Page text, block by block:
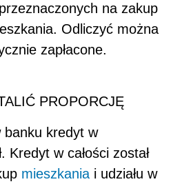
na zakup
Odliczyć można
zapłacone.
PROPORCJĘ
banku kredyt w
Kredyt w całości został
mieszkania i udziału w